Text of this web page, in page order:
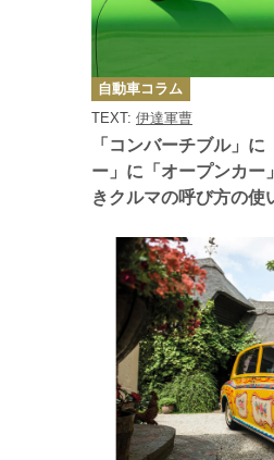
「コンバーチブル」
ー」に「オープンカ
きクルマの呼び方の使
TEXT: 伊達軍曹
カ
テ
ゴ
リ
ー
自動車コラム